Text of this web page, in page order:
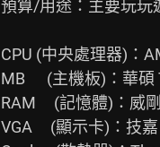
預算/用途：主要玩玩
CPU (中央處理器)：
MB      (主機板)：華碩
RAM     (記憶體)：威
VGA     (顯示卡)：技嘉